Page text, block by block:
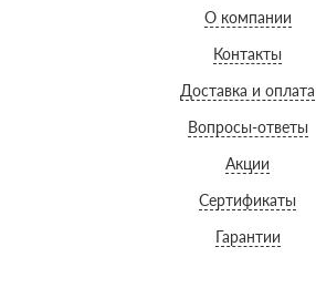
О компании
Контакты
Доставка и оплата
Вопросы-ответы
Акции
Сертификаты
Гарантии